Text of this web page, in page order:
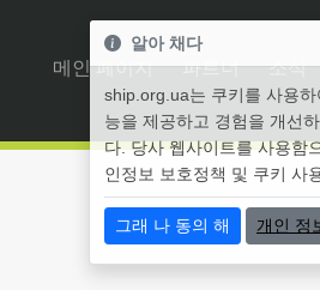
메인 페이지 파트너 소식
알아 채다
ship.org.ua는 쿠키를 사용
능을 제공하고 경험을 개선
다. 당사 웹사이트를 사용함
인정보 보호정책 및 쿠키 사
그래 나 동의 해 개인 정